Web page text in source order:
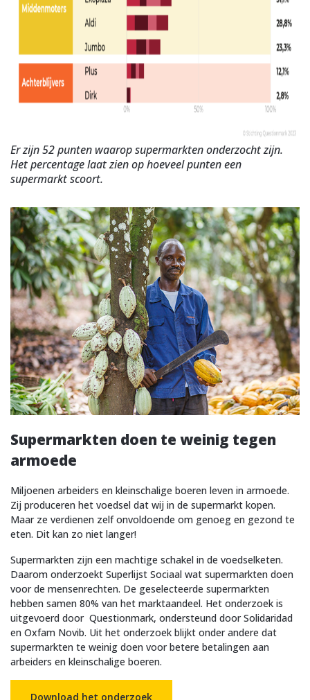
Er zijn 52 punten waarop supermarkten onderzocht zijn.
Het percentage laat zien op hoeveel punten een
supermarkt scoort.
Supermarkten doen te weinig tegen
armoede
Miljoenen arbeiders en kleinschalige boeren leven in armoede.
Zij produceren het voedsel dat wij in de supermarkt kopen.
Maar ze verdienen zelf onvoldoende om genoeg en gezond te
eten. Dit kan zo niet langer!
Supermarkten zijn een machtige schakel in de voedselketen.
Daarom onderzoekt Superlijst Sociaal wat supermarkten doen
voor de mensenrechten. De geselecteerde supermarkten
hebben samen 80% van het marktaandeel. Het onderzoek is
uitgevoerd door Questionmark, ondersteund door Solidaridad
en Oxfam Novib. Uit het onderzoek blijkt onder andere dat
supermarkten te weinig doen voor betere betalingen aan
arbeiders en kleinschalige boeren.
Download het onderzoek